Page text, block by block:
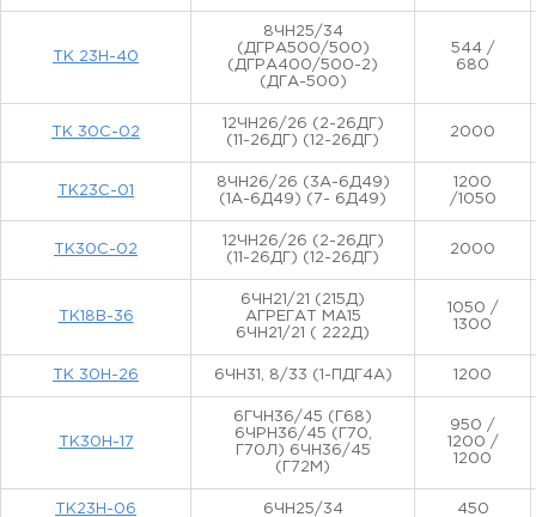
ТК 23Н-40
8ЧН25/34
(ДГРА500/500)
(ДГРА400/500-2)
(ДГА-500)
544 /
680
ТК 30С-02
12ЧН26/26 (2-26ДГ)
(11-26ДГ) (12-26ДГ)
2000
ТК23С-01
8ЧН26/26 (3А-6Д49)
(1А-6Д49) (7- 6Д49)
1200
/1050
ТК30С-02
12ЧН26/26 (2-26ДГ)
(11-26ДГ) (12-26ДГ)
2000
ТК18В-36
6ЧН21/21 (215Д)
АГРЕГАТ МА15
6ЧН21/21 ( 222Д)
1050 /
1300
ТК 30Н-26 6ЧН31, 8/33 (1-ПДГ4А) 1200
ТК30Н-17
6ГЧН36/45 (Г68)
6ЧРН36/45 (Г70,
Г70Л) 6ЧН36/45
(Г72М)
950 /
1200 /
1200
ТК23Н-06 6ЧН25/34 450